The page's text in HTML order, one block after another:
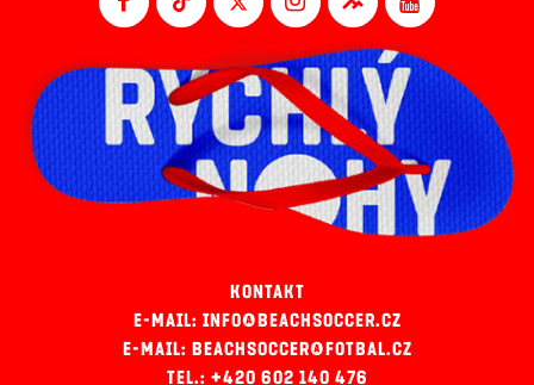
KONTAKT
E-MAIL: INFO@BEACHSOCCER.CZ
E-MAIL: BEACHSOCCER@FOTBAL.CZ
TEL.: +420 602 140 476